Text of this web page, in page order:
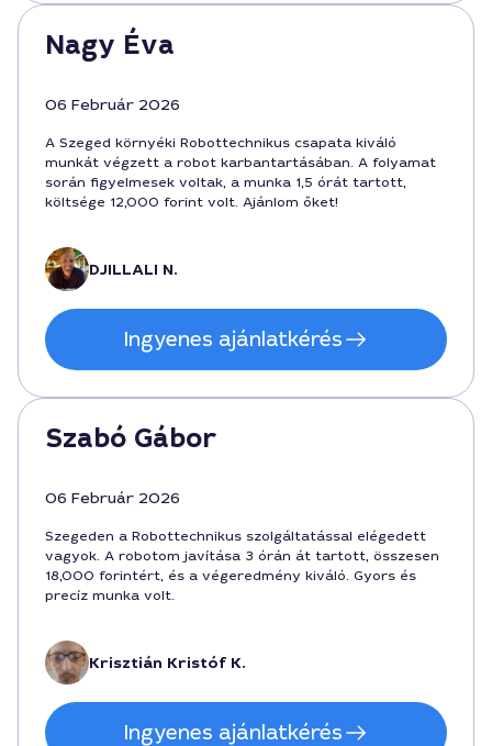
Nagy Éva
06 Február 2026
A Szeged környéki Robottechnikus csapata kiváló
munkát végzett a robot karbantartásában. A folyamat
során figyelmesek voltak, a munka 1,5 órát tartott,
költsége 12,000 forint volt. Ajánlom őket!
DJILLALI N.
Ingyenes ajánlatkérés
Szabó Gábor
06 Február 2026
Szegeden a Robottechnikus szolgáltatással elégedett
vagyok. A robotom javítása 3 órán át tartott, összesen
18,000 forintért, és a végeredmény kiváló. Gyors és
precíz munka volt.
Krisztián Kristóf K.
Ingyenes ajánlatkérés